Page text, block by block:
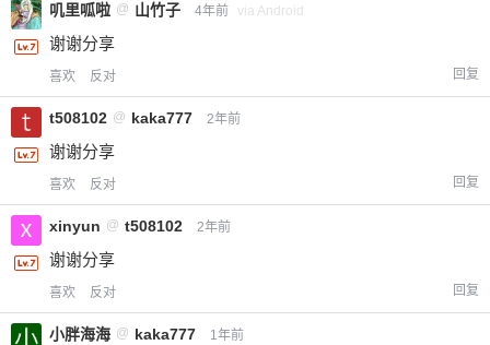
叽里呱啦 @ 山竹子 4年前 via Android
谢谢分享
喜欢 反对 回复
t508102 @ kaka777 2年前
谢谢分享
喜欢 反对 回复
xinyun @ t508102 2年前
谢谢分享
喜欢 反对 回复
小胖海海 @ kaka777 1年前